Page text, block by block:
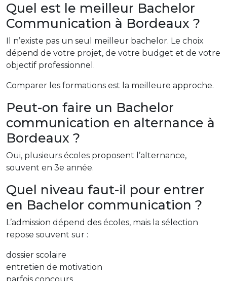
Quel est le meilleur Bachelor
Communication à Bordeaux ?
Il n’existe pas un seul meilleur bachelor. Le choix
dépend de votre projet, de votre budget et de votre
objectif professionnel.
Comparer les formations est la meilleure approche.
Peut-on faire un Bachelor
communication en alternance à
Bordeaux ?
Oui, plusieurs écoles proposent l’alternance,
souvent en 3e année.
Quel niveau faut-il pour entrer
en Bachelor communication ?
L’admission dépend des écoles, mais la sélection
repose souvent sur :
dossier scolaire
entretien de motivation